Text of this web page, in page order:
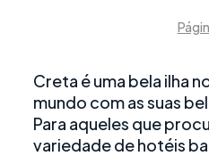
Creta é uma bela ilha
mundo com as suas
Para aqueles que
variedade de hotéis